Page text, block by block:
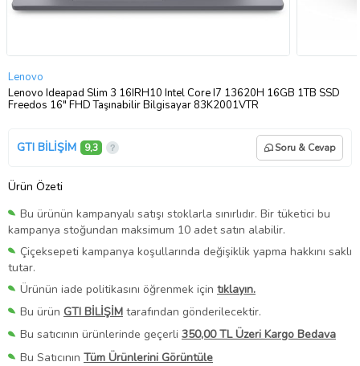
Lenovo
Lenovo Ideapad Slim 3 16IRH10 Intel Core I7 13620H 16GB 1TB SSD
Freedos 16" FHD Taşınabilir Bilgisayar 83K2001VTR
GTI BİLİŞİM 9,3 Soru & Cevap
Ürün Özeti
Bu ürünün kampanyalı satışı stoklarla sınırlıdır. Bir tüketici bu
kampanya stoğundan maksimum 10 adet satın alabilir.
Çiçeksepeti kampanya koşullarında değişiklik yapma hakkını saklı
tutar.
Ürünün iade politikasını öğrenmek için tıklayın.
Bu ürün GTI BİLİŞİM tarafından gönderilecektir.
Bu satıcının ürünlerinde geçerli 350,00 TL Üzeri Kargo Bedava
Bu Satıcının Tüm Ürünlerini Görüntüle